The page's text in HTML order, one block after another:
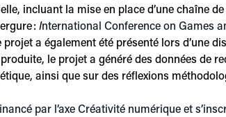
incluant la mise en place d’une chaîne
: International Conference on Games
projet a également été présenté lors d’une
le projet a généré des données de
ainsi que sur des réflexions
par l’axe Créativité numérique et